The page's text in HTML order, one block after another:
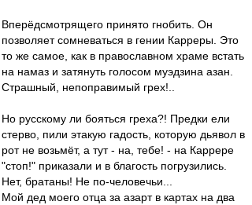
Вперёдсмотрящего принято гнобить. Он
позволяет сомневаться в гении Карреры. Это
то же самое, как в православном храме встать
на намаз и затянуть голосом муэдзина азан.
Страшный, непоправимый грех!..
Но русскому ли бояться греха?! Предки ели
стерво, пили этакую гадость, которую дьявол в
рот не возьмёт, а тут - на, тебе! - на Каррере
"стоп!" приказали и в благость погрузились.
Нет, братаны! Не по-человечьи...
Мой дед моего отца за азарт в картах на два